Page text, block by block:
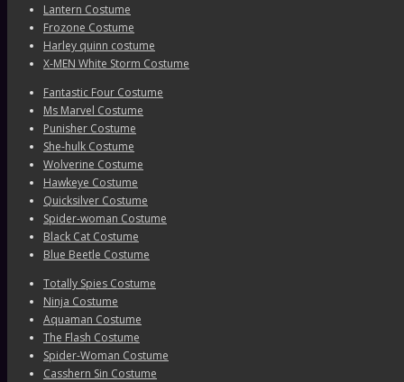
Lantern Costume
Frozone Costume
Harley quinn costume
X-MEN White Storm Costume
Fantastic Four Costume
Ms Marvel Costume
Punisher Costume
She-hulk Costume
Wolverine Costume
Hawkeye Costume
Quicksilver Costume
Spider-woman Costume
Black Cat Costume
Blue Beetle Costume
Totally Spies Costume
Ninja Costume
Aquaman Costume
The Flash Costume
Spider-Woman Costume
Casshern Sin Costume